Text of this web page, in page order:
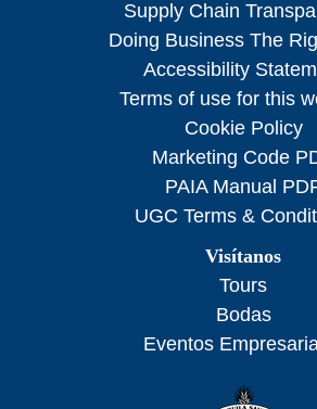
Supply Chain
Doing Business The
Accessibility
Terms of use for this
Cookie Policy
Marketing Code
PAIA Manual
UGC Terms &
Visítanos
Tours
Bodas
Eventos